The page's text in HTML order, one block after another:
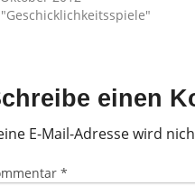
einen
E-Mail-Adresse wird
*